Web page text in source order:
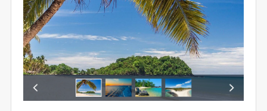
КОНТАКТИ